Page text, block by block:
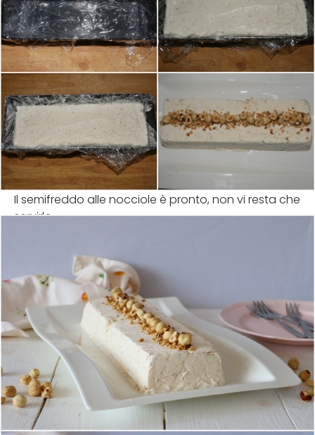
Il semifreddo alle nocciole è pronto, non vi resta che
servirlo.